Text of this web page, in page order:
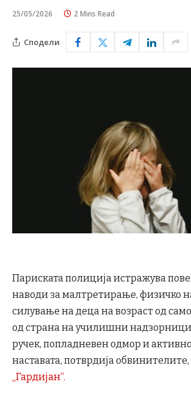
25/05/2026 2 Mins Read
Сподели
Париската полиција истражува
наводи за малтретирање, физичко
силување на деца на возраст од
од страна на училишни
ручек, попладневен одмор и
наставата, потврдија
„Гардијан“.